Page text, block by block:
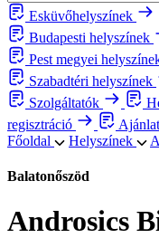
Esküvőhelyszínek
Budapesti helyszínek
Pest megyei
Szabadtéri helyszínek
Szolgáltatók
regisztráció
Főoldal
Helyszínek
Balatonőszöd
Androsics